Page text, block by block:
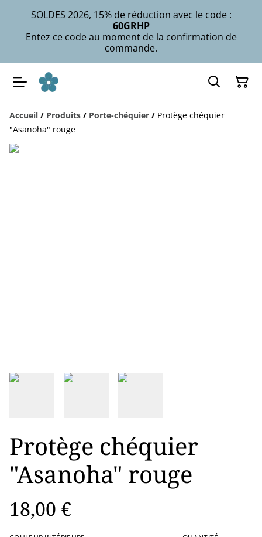
SOLDES 2026, 15% de réduction avec le code :
60GRHP
Entez ce code au moment de la confirmation de
commande.
Accueil / Produits / Porte-chéquier / Protège chéquier
"Asanoha" rouge
Protège chéquier
"Asanoha" rouge
18,00 €